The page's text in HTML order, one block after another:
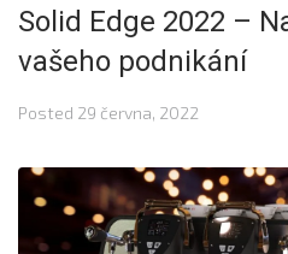
Solid Edge 2022 –
vašeho podnikání
Posted 29 června, 2022